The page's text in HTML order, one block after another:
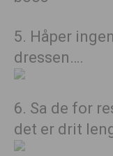
5. Håper
dressen….
6. Sa de for
det er drit